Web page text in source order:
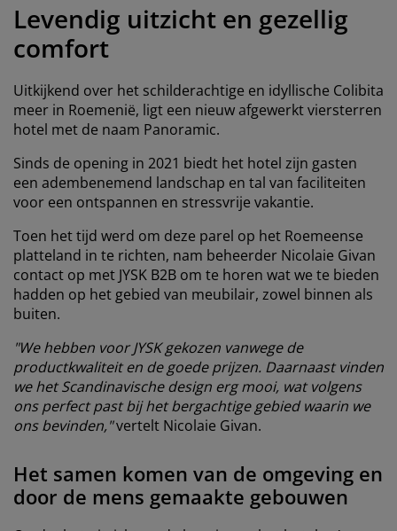
strijken
Levendig uitzicht en gezellig
comfort
Uitkijkend over het schilderachtige en idyllische Colibita
meer in Roemenië, ligt een nieuw afgewerkt viersterren
hotel met de naam Panoramic.
Sinds de opening in 2021 biedt het hotel zijn gasten
een adembenemend landschap en tal van faciliteiten
voor een ontspannen en stressvrije vakantie.
Toen het tijd werd om deze parel op het Roemeense
platteland in te richten, nam beheerder Nicolaie Givan
contact op met JYSK B2B om te horen wat we te bieden
hadden op het gebied van meubilair, zowel binnen als
buiten.
"We hebben voor JYSK gekozen vanwege de
productkwaliteit en de goede prijzen. Daarnaast vinden
we het Scandinavische design erg mooi, wat volgens
ons perfect past bij het bergachtige gebied waarin we
ons bevinden,"vertelt Nicolaie Givan.
Het samen komen van de omgeving en
door de mens gemaakte gebouwen